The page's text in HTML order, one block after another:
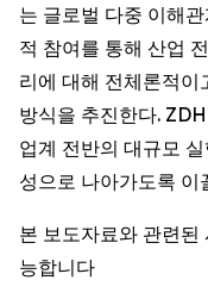
는 글로벌 다중 이해
적 참여를 통해 산업
리에 대해 전체론적이
방식을 추진한다.
업계 전반의 대규모
성으로 나아가도록 이
본 보도자료와 관련
능합니다